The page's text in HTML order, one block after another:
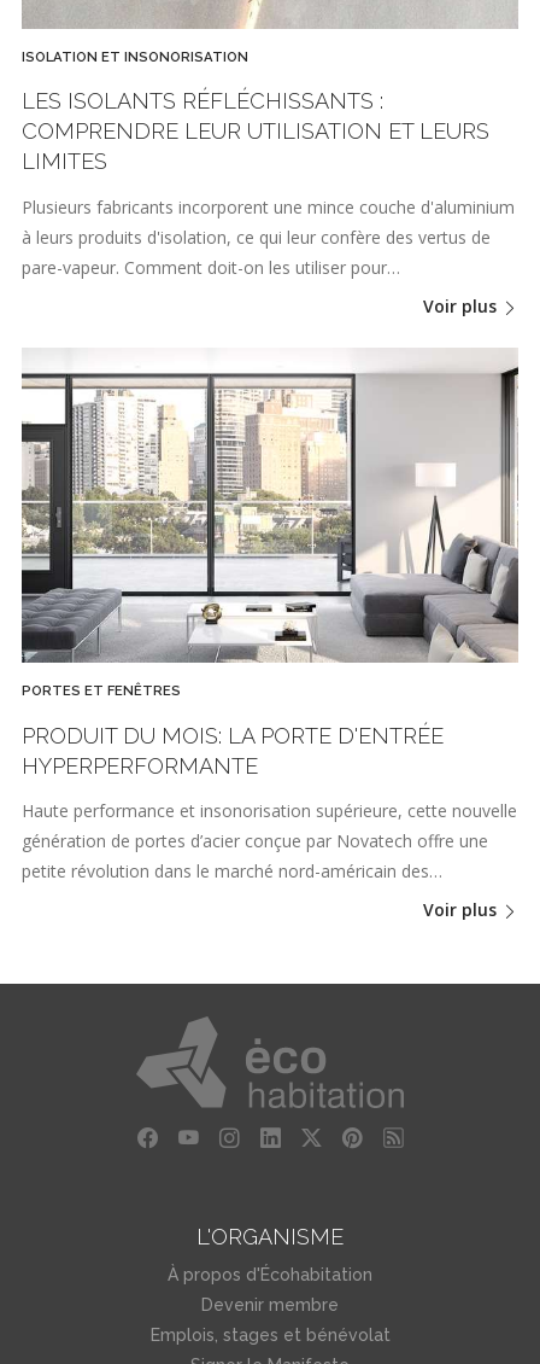
ISOLATION ET INSONORISATION
LES ISOLANTS RÉFLÉCHISSANTS :
COMPRENDRE LEUR UTILISATION ET LEURS
LIMITES
Plusieurs fabricants incorporent une mince couche d'aluminium
à leurs produits d'isolation, ce qui leur confère des vertus de
pare-vapeur. Comment doit-on les utiliser pour…
Voir plus
PORTES ET FENÊTRES
PRODUIT DU MOIS: LA PORTE D'ENTRÉE
HYPERPERFORMANTE
Haute performance et insonorisation supérieure, cette nouvelle
génération de portes d’acier conçue par Novatech offre une
petite révolution dans le marché nord-américain des…
Voir plus
L'ORGANISME
À propos d'Écohabitation
Devenir membre
Emplois, stages et bénévolat